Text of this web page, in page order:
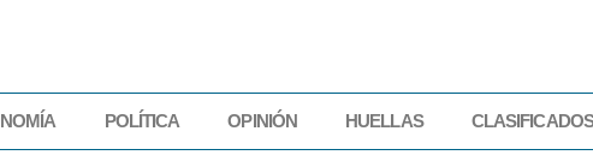
POLÍTICA OPINIÓN HUELLAS CLASIFICADOS